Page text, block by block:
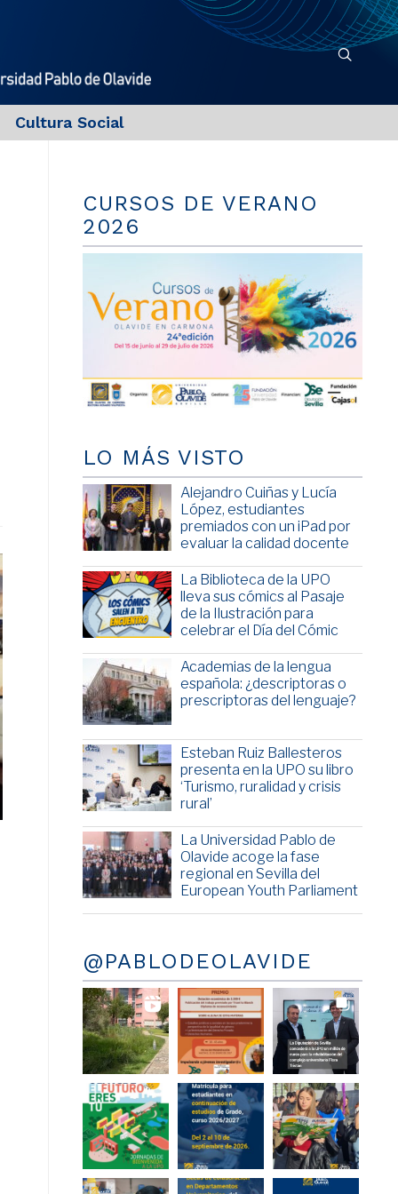
Cultura Social
CURSOS DE VERANO
2026
LO MÁS VISTO
Alejandro Cuiñas y Lucía
López, estudiantes
premiados con un iPad por
evaluar la calidad docente
La Biblioteca de la UPO
lleva sus cómics al Pasaje
de la Ilustración para
celebrar el Día del Cómic
Academias de la lengua
española: ¿descriptoras o
prescriptoras del lenguaje?
Esteban Ruiz Ballesteros
presenta en la UPO su libro
‘Turismo, ruralidad y crisis
rural’
La Universidad Pablo de
Olavide acoge la fase
regional en Sevilla del
European Youth Parliament
@PABLODEOLAVIDE